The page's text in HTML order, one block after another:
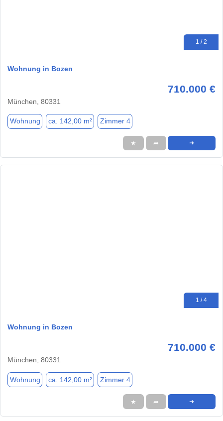
1 / 2
Wohnung in Bozen
710.000 €
München, 80331
Wohnung ca. 142,00 m² Zimmer 4
★ ➦ ➜
1 / 4
Wohnung in Bozen
710.000 €
München, 80331
Wohnung ca. 142,00 m² Zimmer 4
★ ➦ ➜